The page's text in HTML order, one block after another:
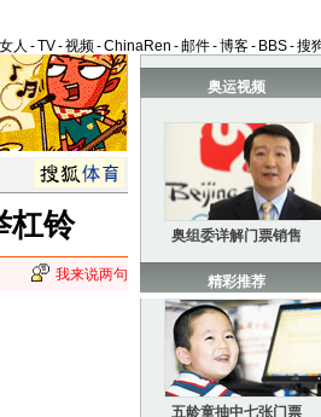
女人 -TV-视频-ChinaRen -邮件-博客- BBS-搜
杠铃
我来说两句
奥运视频
奥组委详解门票销售
精彩推荐
五龄童抽中七张门票